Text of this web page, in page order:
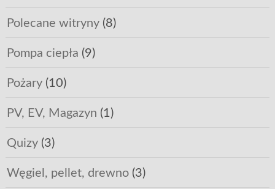
Polecane witryny(8)
Pompa ciepła (9)
Pożary(10)
PV, EV, Magazyn (1)
Quizy(3)
Węgiel, pellet, drewno(3)